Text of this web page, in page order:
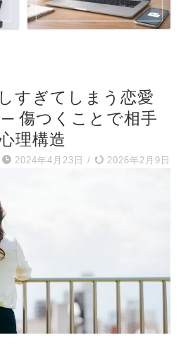
すぎてしまう恋愛
傷つくことで相手
理構造
2024年4月23日 / 2026年2月9日